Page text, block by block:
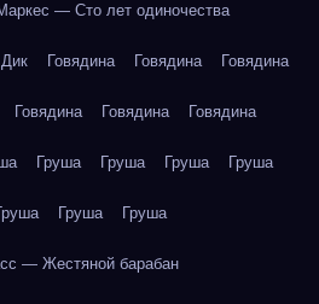
— Сто лет одиночества
Говядина Говядина Говядина
Говядина Говядина Говядина
Груша Груша Груша Груша
Груша Груша
— Жестяной барабан